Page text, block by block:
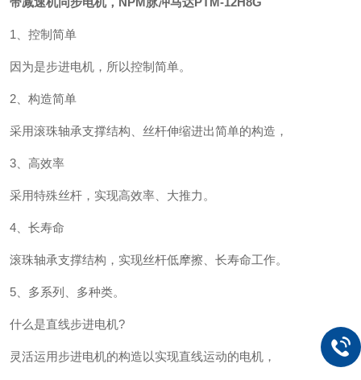
1、控制简单
因为是步进电机，所以控制简单。
2、构造简单
采用滚珠轴承支撑结构、丝杆伸缩进出简单的构造，
3、高效率
采用特殊丝杆，实现高效率、大推力。
4、长寿命
滚珠轴承支撑结构，实现丝杆低摩擦、长寿命工作。
5、多系列、多种类。
什么是直线步进电机?
灵活运用步进电机的构造以实现直线运动的电机，